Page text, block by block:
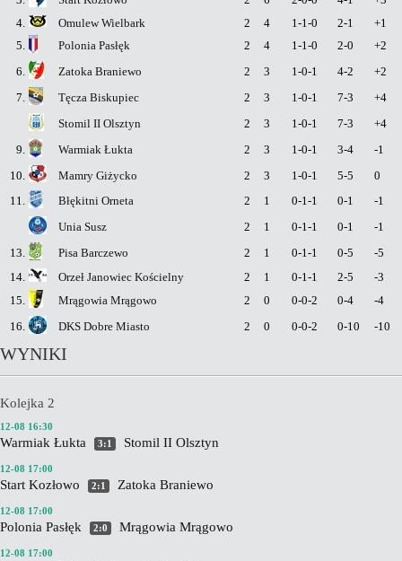
4.
Omulew Wielbark 2 4 1-1-0 2-1
+1
5.
Polonia Pasłęk 2 4 1-1-0 2-0
+2
6.
Zatoka Braniewo 2 3 1-0-1 4-2
+2
7.
Tęcza Biskupiec 2 3 1-0-1 7-3
+4
Stomil II Olsztyn
2 3 1-0-1 7-3
+4
9.
Warmiak Łukta 2 3 1-0-1 3-4
-1
10.
Mamry Giżycko 2 3 1-0-1 5-5
0
11.
Błękitni Orneta 2 1 0-1-1 0-1
-1
Unia Susz
2 1 0-1-1 0-1
-1
13.
Pisa Barczewo 2 1 0-1-1 0-5
-5
14.
Orzeł Janowiec Kościelny 2 1 0-1-1 2-5
-3
15.
Mrągowia Mrągowo 2 0 0-0-2 0-4
-4
16.
DKS Dobre Miasto 2 0 0-0-2 0-10 -10
WYNIKI
Kolejka 2
12-08 16:30
Warmiak Łukta 3:1 Stomil II Olsztyn
12-08 17:00
Start Kozłowo 2:1 Zatoka Braniewo
12-08 17:00
Polonia Pasłęk 2:0 Mrągowia Mrągowo
12-08 17:00